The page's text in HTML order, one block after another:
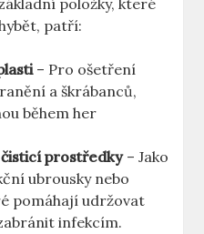
položky, které
patří:
– Pro ošetření
a škrábanců,
během her
prostředky– Jako
ubrousky nebo
pomáhají udržovat
infekcím.